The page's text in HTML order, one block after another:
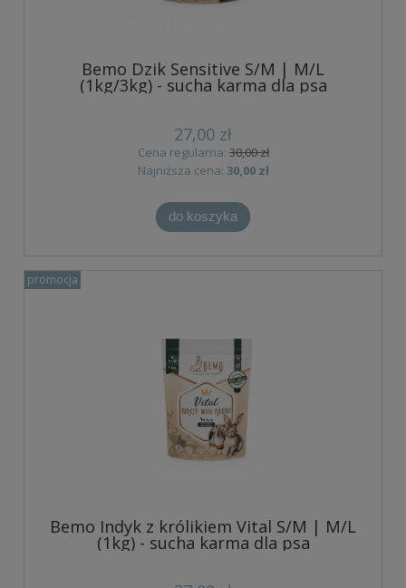
Bemo Dzik Sensitive S/M | M/L
(1kg/3kg) - sucha karma dla psa
27,00 zł
Cena regularna:30,00 zł
Najniższa cena: 30,00 zł
do koszyka
Bemo Indyk z królikiem Vital S/M | M/L
(1kg) - sucha karma dla psa
promocja